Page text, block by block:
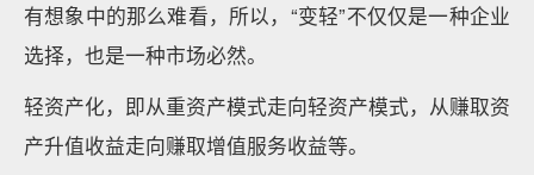
有想象中的那么难看，所以，“变轻”不仅仅是一种企业
选择，也是一种市场必然。
轻资产化，即从重资产模式走向轻资产模式，从赚取资
产升值收益走向赚取增值服务收益等。